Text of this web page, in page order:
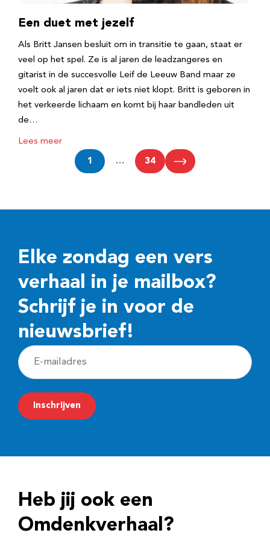
Een duet met jezelf
Als Britt Jansen besluit om in transitie te gaan, staat er
veel op het spel. Ze is al jaren de leadzangeres en
gitarist in de succesvolle Leif de Leeuw Band maar ze
voelt ook al jaren dat er iets niet klopt. Britt is geboren in
het verkeerde lichaam en komt bij haar bandleden uit
de…
Lees meer
1 … 34
Elke zondag een vers
verhaal in je mailbox?
Schrijf je in voor de
nieuwsbrief!
E
-
m
a
r
e
Inschrijven
Heb jij ook een
Omdenkverhaal?